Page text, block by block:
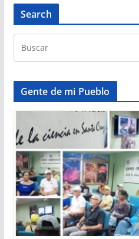
Search
Gente de mi Pueblo